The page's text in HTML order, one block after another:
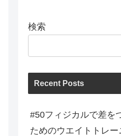
検索
Recent Posts
#50フィジカルで差を
ためのウエイトトレ